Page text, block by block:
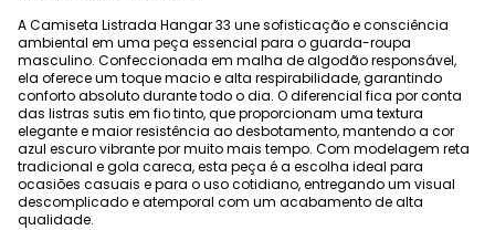
A Camiseta Listrada Hangar 33 une sofisticação e consciência
ambiental em uma peça essencial para o guarda-roupa
masculino. Confeccionada em malha de algodão responsável,
ela oferece um toque macio e alta respirabilidade, garantindo
conforto absoluto durante todo o dia. O diferencial fica por conta
das listras sutis em fio tinto, que proporcionam uma textura
elegante e maior resistência ao desbotamento, mantendo a cor
azul escuro vibrante por muito mais tempo. Com modelagem reta
tradicional e gola careca, esta peça é a escolha ideal para
ocasiões casuais e para o uso cotidiano, entregando um visual
descomplicado e atemporal com um acabamento de alta
qualidade.